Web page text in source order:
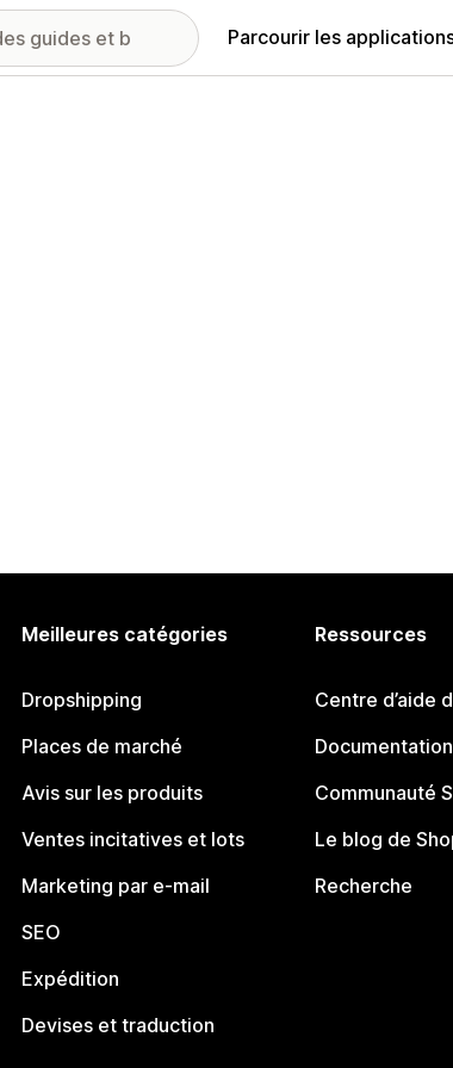
Parcourir les
Meilleures catégories
Dropshipping
Places de marché
Avis sur les produits
Ventes incitatives et lots
Marketing par e-mail
SEO
Expédition
Devises et traduction
Ressources
Centre d’aide
Communauté
Le blog de
Recherche